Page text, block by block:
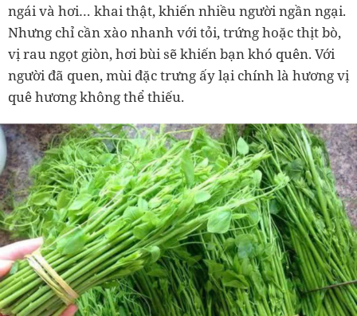
ngái và hơi… khai thật, khiến nhiều người ngần ngại.
Nhưng chỉ cần xào nhanh với tỏi, trứng hoặc thịt bò,
vị rau ngọt giòn, hơi bùi sẽ khiến bạn khó quên. Với
người đã quen, mùi đặc trưng ấy lại chính là hương vị
quê hương không thể thiếu.